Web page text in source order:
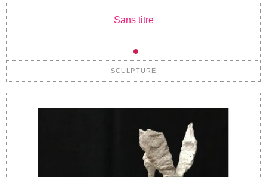
Sans titre
SCULPTURE